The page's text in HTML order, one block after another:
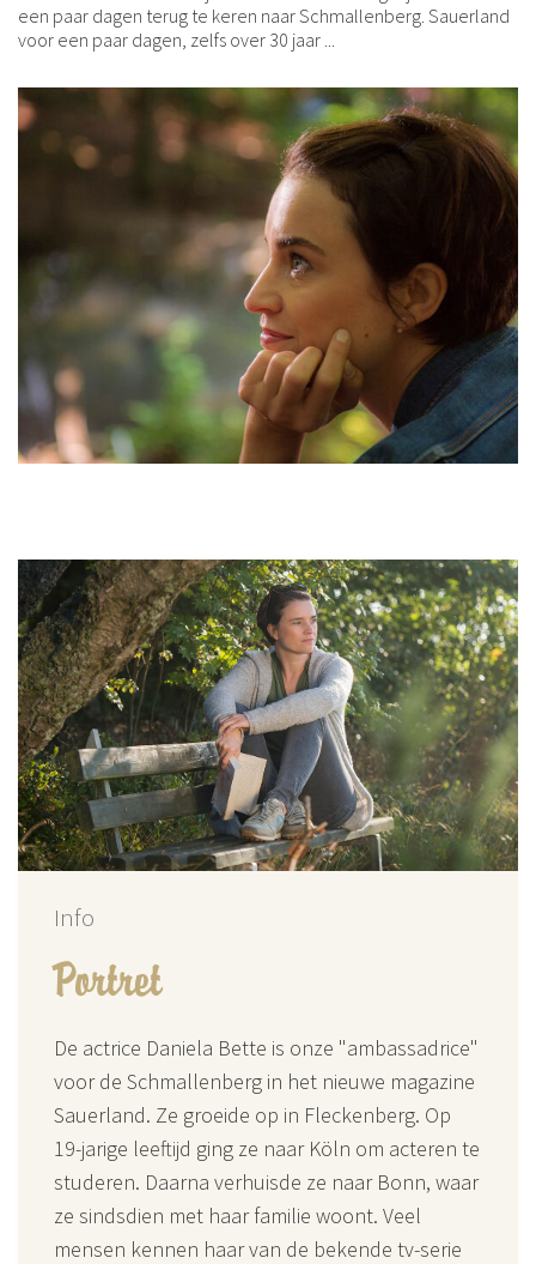
een paar dagen terug te keren naar Schmallenberg. Sauerland
voor een paar dagen, zelfs over 30 jaar ...
Portret
Info
De actrice Daniela Bette is onze "ambassadrice"
voor de Schmallenberg in het nieuwe magazine
Sauerland. Ze groeide op in Fleckenberg. Op
19-jarige leeftijd ging ze naar Köln om acteren te
studeren. Daarna verhuisde ze naar Bonn, waar
ze sindsdien met haar familie woont. Veel
mensen kennen haar van de bekende tv-serie